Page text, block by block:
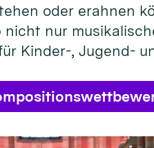
oder erahnen
nur
Kinder-, Jugend-